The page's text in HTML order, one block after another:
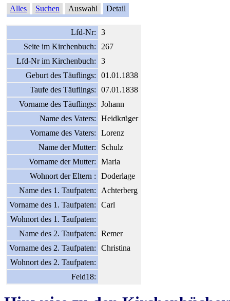
Alles Suchen Auswahl Detail
Lfd-Nr:
3
Seite im Kirchenbuch:
267
Lfd-Nr im Kirchenbuch:
3
Geburt des Täuflings:
01.01.1838
Taufe des Täuflings:
07.01.1838
Vorname des Täuflings:
Johann
Name des Vaters:
Heidkrüger
Vorname des Vaters:
Lorenz
Name der Mutter:
Schulz
Vorname der Mutter:
Maria
Wohnort der Eltern :
Doderlage
Name des 1. Taufpaten:
Achterberg
Vorname des 1. Taufpaten:
Carl
Wohnort des 1. Taufpaten:
Name des 2. Taufpaten:
Remer
Vorname des 2. Taufpaten:
Christina
Wohnort des 2. Taufpaten:
Feld18: